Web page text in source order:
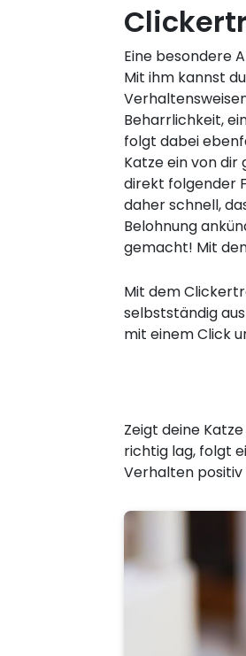
Eine besondere
Mit ihm kannst
Beharrlichkeit,
folgt dabei
Katze ein von
direkt folgender
daher schnell,
Belohnung
gemacht! Mit
Mit dem
selbstständig
mit einem Click
Zeigt deine
richtig lag, folgt
Verhalten positiv